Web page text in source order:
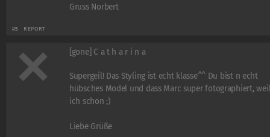
Gruss Norbert
#5 REPORT
[gone] C a t h a r i n a
Supergeil! Das Styling ist echt klasse^^ Du bist n echt
hübsches Model und dass Marc super fotographiert,
ich schon ;)
Liebe Grüße